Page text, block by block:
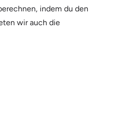
indem du den
wir auch die